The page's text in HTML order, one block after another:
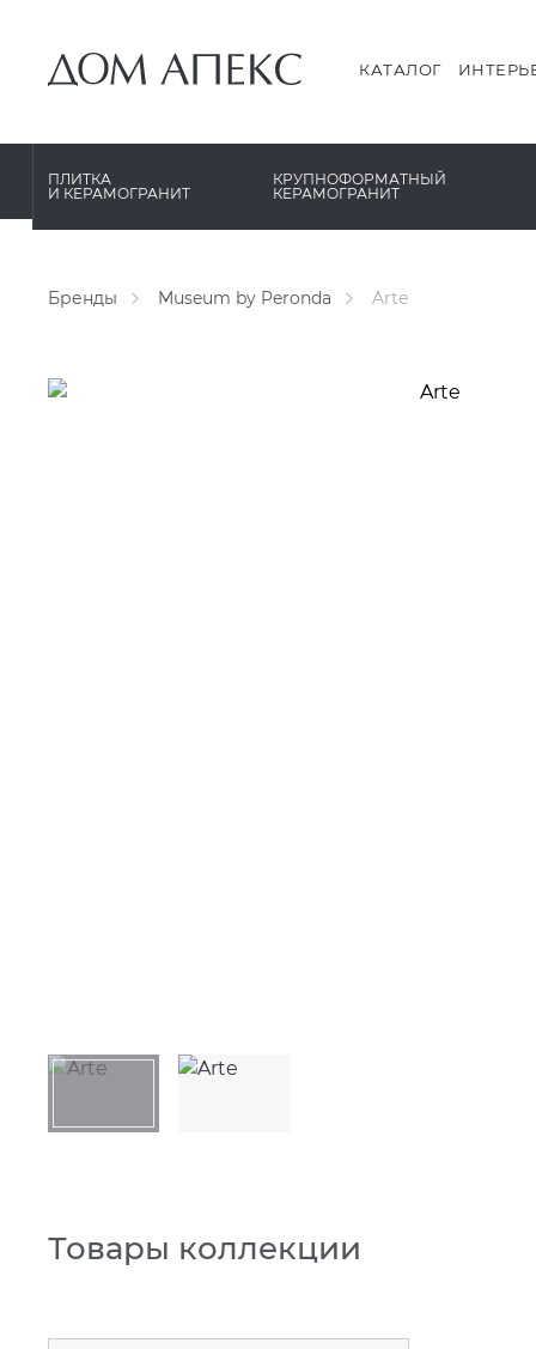
КАТАЛОГ
ПЛИТКА
И КЕРАМОГРАНИТ
PORCELANOSA
УРАЛЬСКИЙ ГРАНИТ
КРУПНОФОРМАТНЫЙ
КЕРАМОГРАНИТ
XXL Pamesa
Бренды Museum by Peronda Arte
Товары коллекции